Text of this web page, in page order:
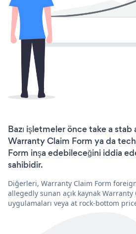
Bazı işletmeler önce take a
Warranty Claim Form ya da
Form inşa edebileceğini iddia
sahibidir.
Diğerleri, Warranty Claim Form
allegedly sunan açık kaynak Warranty
uygulamaları veya at rock-bottom